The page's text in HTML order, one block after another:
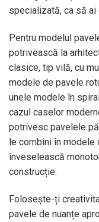
specializată, ca să ai
Pentru modelul
potrivească la
clasice, tip vilă, cu
modele de pavele
unele modele în
cazul caselor
potrivesc pavelele
le combini în modele
înveselească
construcție.
Folosește-ți
pavele de nuanțe